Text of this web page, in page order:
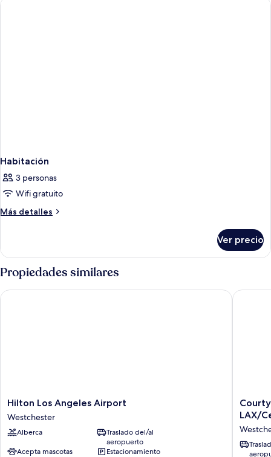
Habitación
3 personas
Wifi gratuito
Más detalles
Más
Ver precio
Propiedades similares
Hilton
Los
Angeles
Airport
Hilton Los Angeles Airport
Westchester
Alberca
Traslado del/al
aeropuerto
Acepta mascotas
Estacionamiento
Hilton Los Angeles Airport
by
Marriott
Los
Angeles
LAX/